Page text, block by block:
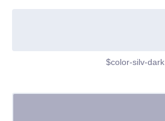
$color-silv-dark